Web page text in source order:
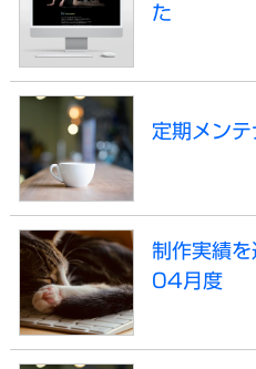
た
定期メン
制作実績
04月度